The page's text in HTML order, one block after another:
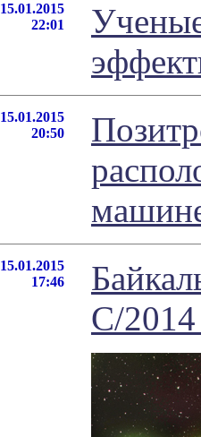
15.01.2015
22:01
15.01.2015
20:50
15.01.2015
17:46
C/